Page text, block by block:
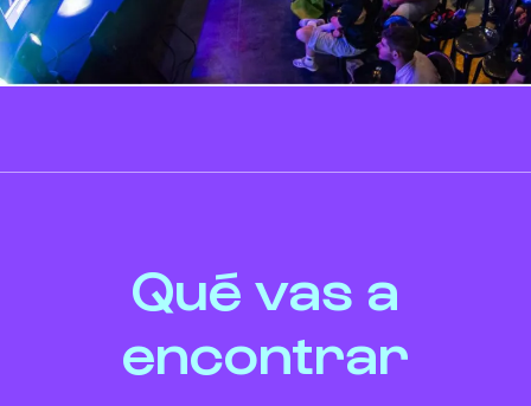
Qué vas a
encontrar